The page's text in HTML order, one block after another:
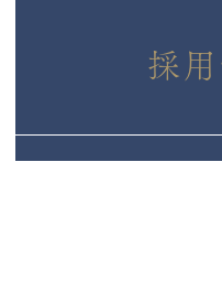
採